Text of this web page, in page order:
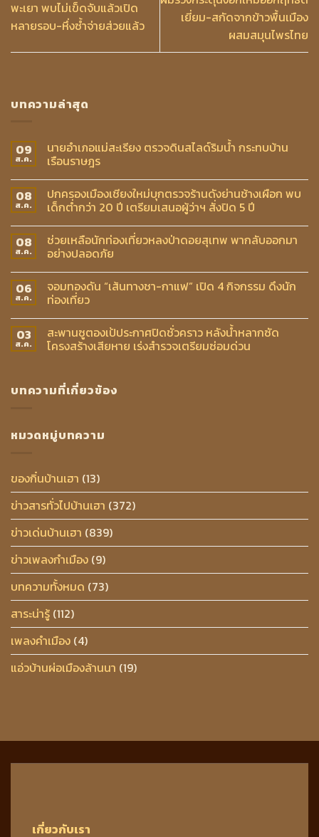
พะเยา พบไม่เข็ดจับแล้วเปิด
หลายรอบ-หึ่งซ้ำจ่ายส่วยแล้ว
เยี่ยม-สกัดจากข้าวพื้นเมือง
ผสมสมุนไพรไทย
บทความล่าสุด
09
ส.ค.
นายอำเภอแม่สะเรียง ตรวจดินสไลด์ริมน้ำ กระทบบ้าน
เรือนราษฎร
08
ส.ค.
ปกครองเมืองเชียงใหม่บุกตรวจร้านดังย่านช้างเผือก พบ
เด็กต่ำกว่า 20 ปี เตรียมเสนอผู้ว่าฯ สั่งปิด 5 ปี
08
ส.ค.
ช่วยเหลือนักท่องเที่ยวหลงป่าดอยสุเทพ พากลับออกมา
อย่างปลอดภัย
06
ส.ค.
จอมทองดัน “เส้นทางชา-กาแฟ” เปิด 4 กิจกรรม ดึงนัก
ท่องเที่ยว
03
ส.ค.
สะพานซูตองเป้ประกาศปิดชั่วคราว หลังน้ำหลากซัด
โครงสร้างเสียหาย เร่งสำรวจเตรียมซ่อมด่วน
บทความที่เกี่ยวข้อง
หมวดหมู่บทความ
ของกิ๋นบ้านเฮา (13)
ข่าวสารทั่วไปบ้านเฮา (372)
ข่าวเด่นบ้านเฮา (839)
ข่าวเพลงกำเมือง (9)
บทความทั้งหมด (73)
สาระน่ารู้ (112)
เพลงคำเมือง (4)
แอ่วบ้านผ่อเมืองล้านนา (19)
เกี่ยวกับเรา